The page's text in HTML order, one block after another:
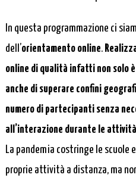
In questa programmazione ci
dell’orientamento online.
online di qualità infatti non solo
anche di superare confini
numero di partecipanti senza
all’interazione durante le
La pandemia costringe le scuole
proprie attività a distanza, ma